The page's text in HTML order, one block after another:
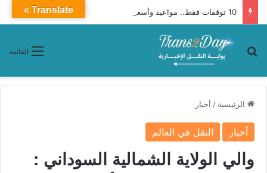
10 توقفات فقط.. مواعيد وأسعار تذاكر قطار «أبو الهول» 2014 من القاهرة إلى الصعيد وأسوان
القائمة بحث عن
الرئيسية / أخبار
أخبار النقل في العالم
والي الولاية الشمالية السوداني :
Translate »